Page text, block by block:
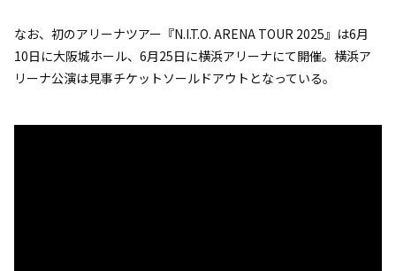
なお、初のアリーナツアー『N.I.T.O. ARENA TOUR 2025』は6月
10日に大阪城ホール、6月25日に横浜アリーナにて開催。横浜ア
リーナ公演は見事チケットソールドアウトとなっている。